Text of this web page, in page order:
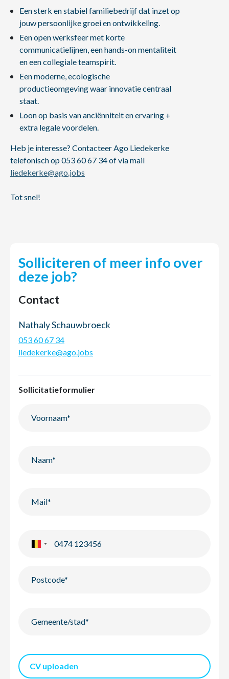
Een sterk en stabiel familiebedrijf dat inzet op
jouw persoonlijke groei en ontwikkeling.
Een open werksfeer met korte
communicatielijnen, een hands-on mentaliteit
en een collegiale teamspirit.
Een moderne, ecologische
productieomgeving waar innovatie centraal
staat.
Loon op basis van anciënniteit en ervaring +
extra legale voordelen.
Heb je interesse? Contacteer Ago Liedekerke
telefonisch op 053 60 67 34 of via mail
liedekerke@ago.jobs
Tot snel!
Solliciteren of meer info over
deze job?
Contact
Nathaly Schauwbroeck
053 60 67 34
liedekerke@ago.jobs
Sollicitatieformulier
CV uploaden